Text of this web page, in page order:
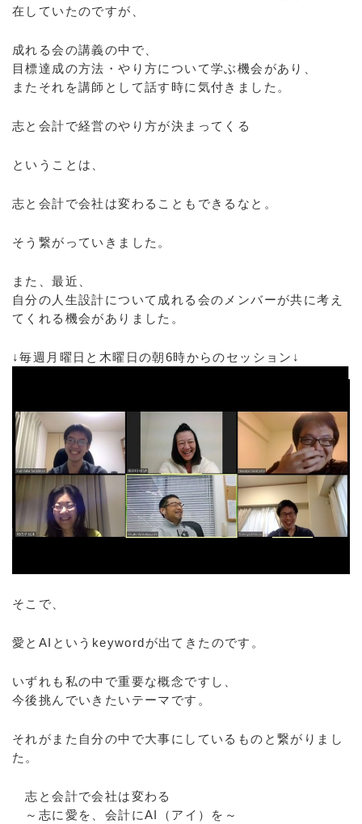
在していたのですが、
成れる会の講義の中で、
目標達成の方法・やり方について学ぶ機会があり、
またそれを講師として話す時に気付きました。
志と会計で経営のやり方が決まってくる
ということは、
志と会計で会社は変わることもできるなと。
そう繋がっていきました。
また、最近、
自分の人生設計について成れる会のメンバーが共に考え
てくれる機会がありました。
↓毎週月曜日と木曜日の朝6時からのセッション↓
そこで、
愛とAIというkeywordが出てきたのです。
いずれも私の中で重要な概念ですし、
今後挑んでいきたいテーマです。
それがまた自分の中で大事にしているものと繋がりまし
た。
志と会計で会社は変わる
～志に愛を、会計にAI（アイ）を～